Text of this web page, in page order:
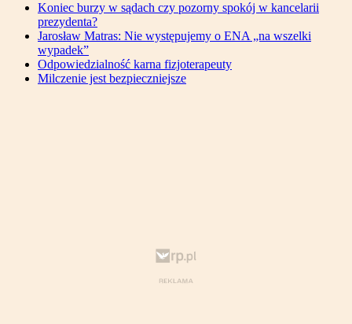
Koniec burzy w sądach czy pozorny spokój w kancelarii
prezydenta?
Jarosław Matras: Nie występujemy o ENA „na wszelki
wypadek”
Odpowiedzialność karna fizjoterapeuty
Milczenie jest bezpieczniejsze